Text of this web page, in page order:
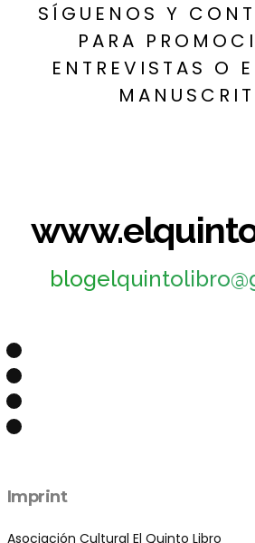
SÍGUENOS Y
PARA
ENTREVISTAS O
Imprint
Asociación Cultural El Quinto Libro